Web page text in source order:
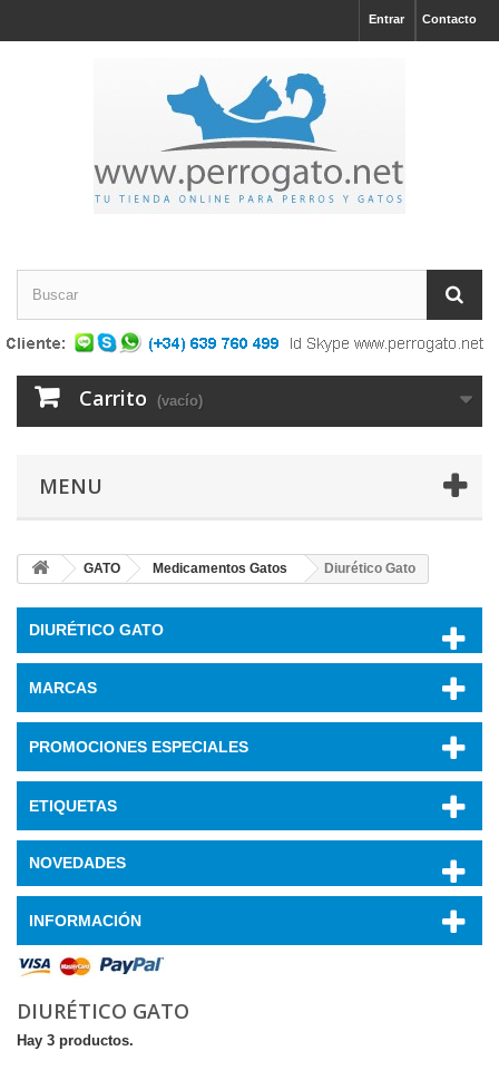
Contacto
Entrar
Carrito (vacío)
MENU
GATO Medicamentos Gatos Diurético Gato
DIURÉTICO GATO
MARCAS
PROMOCIONES ESPECIALES
ETIQUETAS
NOVEDADES
INFORMACIÓN
DIURÉTICO GATO
Hay 3 productos.